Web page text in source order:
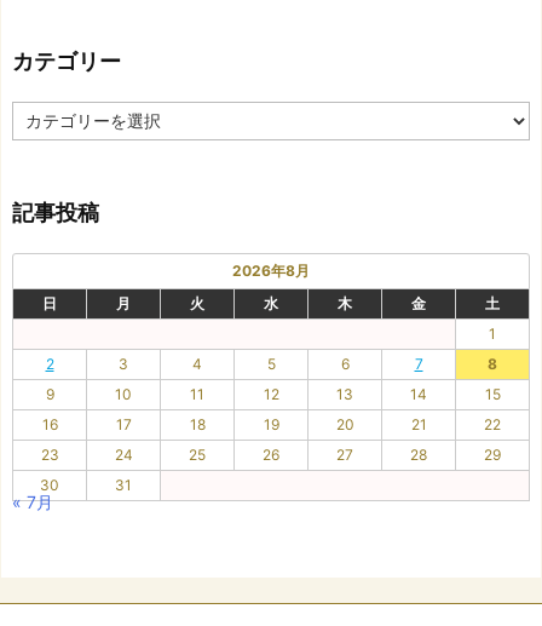
事
カテゴリー
カ
テ
ー
記事投稿
2026年8月
日
月 火 水 木 金
土
1
2
3 4 5 6 7
8
9
10 11 12 13 14
15
16
17 18 19 20 21
22
23
24 25 26 27 28
29
30
31
« 7月